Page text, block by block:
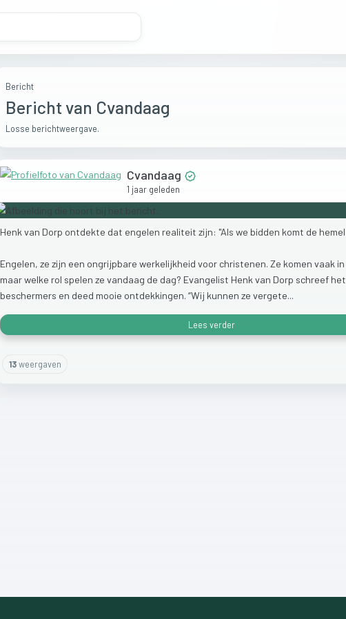
Bericht
Bericht van Cvandaag
Losse berichtweergave.
Cvandaag
1 jaar geleden
Henk van Dorp ontdekte dat engelen realiteit zijn: "Als we bidden komt de hemel
Engelen, ze zijn een ongrijpbare werkelijkheid voor christenen. Ze komen vaak in
maarwelke rol spelen ze vandaag de dag? Evangelist Henk van Dorp schreef het
beschermers en deed mooie ontdekkingen. “Wij kunnen ze vergete...
Lees verder
13weergaven